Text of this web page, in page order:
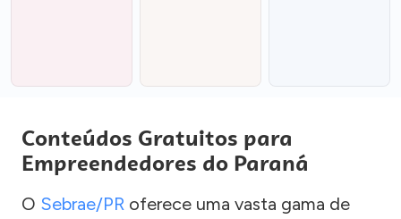
Conteúdos Gratuitos para
Empreendedores do Paraná
O Sebrae/PR oferece uma vasta gama de